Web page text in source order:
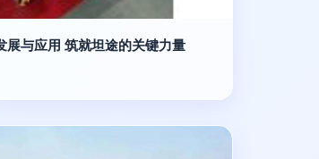
展与应用 筑就坦途的关键力量